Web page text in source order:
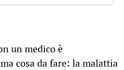
un medico è
cosa da fare: la malattia